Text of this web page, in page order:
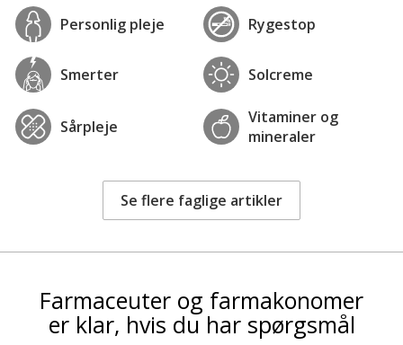
Når du vælger øredråber, er det vigtigt at overveje,
hvad du præcist har brug for. Læs
produktbeskrivelserne nøje og vælg det produkt, der
bedst passer til dine symptomer. Hvis du er i tvivl, kan
du altid spørge personalet på apoteket til råds. Hos
apoteket finder du et bredt udvalg af øredråber til
forskellige behov. Bestil nemt på apotekeren.dk og få
Personlig pleje Rygestop
Smerter Solcreme
Sårpleje
Vitaminer og
mineraler
Se flere faglige artikler
Farmaceuter og farmakonomer
er klar, hvis du har spørgsmål